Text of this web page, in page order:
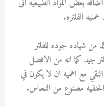
بعض المواد الطبيعيه الى
الفلتره.
من شهاده جوده للفلتر
جيد كما انه من الافضل
النقي مع اهميه ان لا يكون في
مصنوع من النحاس.